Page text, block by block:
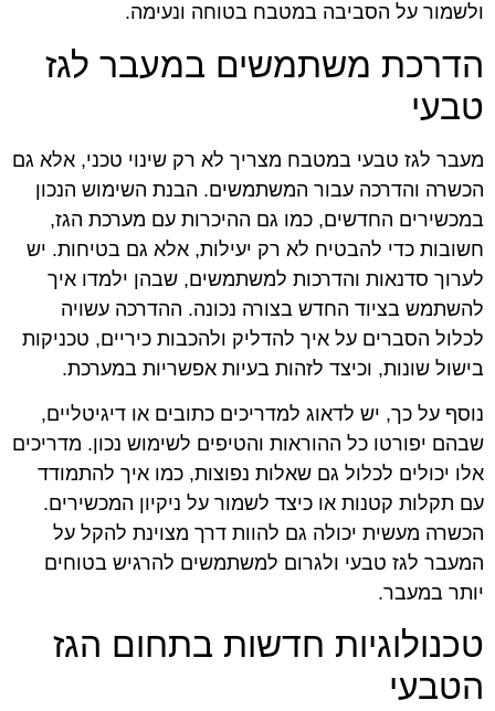
ולשמור על הסביבה במטבח בטוחה ונעימה.
הדרכת משתמשים במעבר לגז
טבעי
מעבר לגז טבעי במטבח מצריך לא רק שינוי טכני, אלא גם
הכשרה והדרכה עבור המשתמשים. הבנת השימוש הנכון
במכשירים החדשים, כמו גם ההיכרות עם מערכת הגז,
חשובות כדי להבטיח לא רק יעילות, אלא גם בטיחות. יש
לערוך סדנאות והדרכות למשתמשים, שבהן ילמדו איך
להשתמש בציוד החדש בצורה נכונה. ההדרכה עשויה
לכלול הסברים על איך להדליק ולהכבות כיריים, טכניקות
בישול שונות, וכיצד לזהות בעיות אפשריות במערכת.
נוסף על כך, יש לדאוג למדריכים כתובים או דיגיטליים,
שבהם יפורטו כל ההוראות והטיפים לשימוש נכון. מדריכים
אלו יכולים לכלול גם שאלות נפוצות, כמו איך להתמודד
עם תקלות קטנות או כיצד לשמור על ניקיון המכשירים.
הכשרה מעשית יכולה גם להוות דרך מצוינת להקל על
המעבר לגז טבעי ולגרום למשתמשים להרגיש בטוחים
יותר במעבר.
טכנולוגיות חדשות בתחום הגז
הטבעי